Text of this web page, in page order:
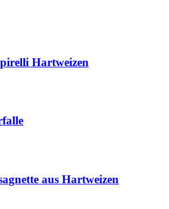
Hartweizen
aus Hartweizen